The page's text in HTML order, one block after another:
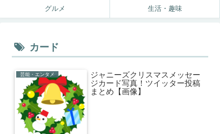
グルメ 生活・趣味
カード
芸能・エンタメ
ジャニーズクリスマスメッセー
ジカード写真！ツイッター投稿
まとめ【画像】